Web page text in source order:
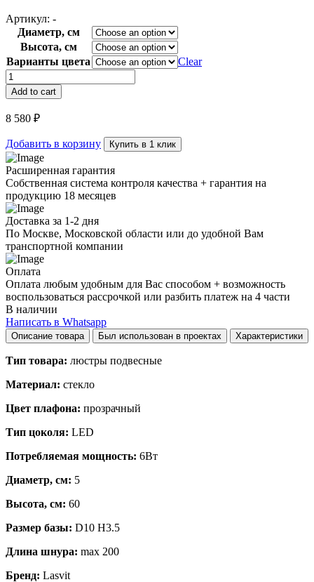
Артикул: -
Диаметр, см
Высота, см
Варианты цвета
Clear
Люстра
Cipher
Vertical
60
quantity
Add to cart
8 580 ₽
Добавить в корзину Купить в 1 клик
Расширенная гарантия
Собственная система контроля качества + гарантия на
продукцию 18 месяцев
Доставка за 1-2 дня
По Москве, Московской области или до удобной Вам
транспортной компании
Оплата
Оплата любым удобным для Вас способом + возможность
воспользоваться рассрочкой или разбить платеж на 4 части
В наличии
Написать в Whatsapp
Описание товара Был использован в проектах Характеристики
Тип товара: люстры подвесные
Материал: стекло
Цвет плафона: прозрачный
Тип цоколя: LED
Потребляемая мощность: 6Вт
Диаметр, см: 5
Высота, см: 60
Размер базы: D10 H3.5
Длина шнура: max 200
Бренд: Lasvit